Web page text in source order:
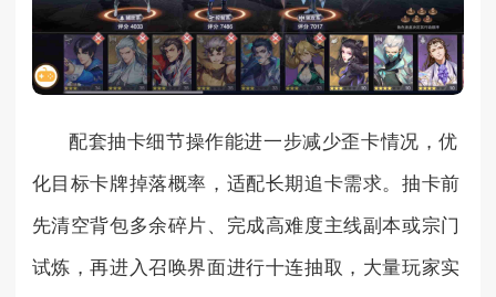
配套抽卡细节操作能进一步减少歪卡情况，优
化目标卡牌掉落概率，适配长期追卡需求。抽卡前
先清空背包多余碎片、完成高难度主线副本或宗门
试炼，再进入召唤界面进行十连抽取，大量玩家实